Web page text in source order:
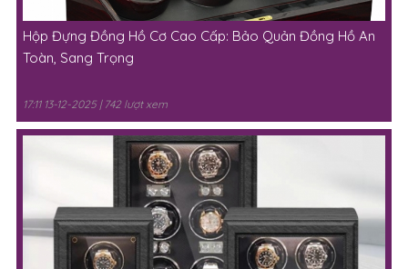
Hộp Đựng Đồng Hồ Cơ Cao Cấp: Bảo Quản Đồng Hồ An
Toàn, Sang Trọng
17:11 13-12-2025 | 742 lượt xem